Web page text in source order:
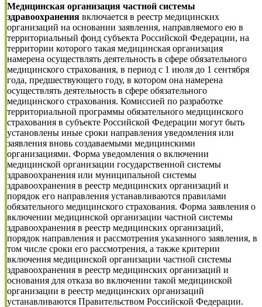
Медицинская организация частной системы
здравоохранения включается в реестр медицинских
организаций на основании заявления, направляемого ею в
территориальный фонд субъекта Российской Федерации, на
территории которого такая медицинская организация
намерена осуществлять деятельность в сфере обязательного
медицинского страхования, в период с 1 июля до 1 сентября
года, предшествующего году, в котором она намерена
осуществлять деятельность в сфере обязательного
медицинского страхования. Комиссией по разработке
территориальной программы обязательного медицинского
страхования в субъекте Российской Федерации могут быть
установлены иные сроки направления уведомления или
заявления вновь создаваемыми медицинскими
организациями. Форма уведомления о включении
медицинской организации государственной системы
здравоохранения или муниципальной системы
здравоохранения в реестр медицинских организаций и
порядок его направления устанавливаются правилами
обязательного медицинского страхования. Форма заявления о
включении медицинской организации частной системы
здравоохранения в реестр медицинских организаций,
порядок направления и рассмотрения указанного заявления, в
том числе сроки его рассмотрения, а также критерии
включения медицинской организации частной системы
здравоохранения в реестр медицинских организаций и
основания для отказа во включении такой медицинской
организации в реестр медицинских организаций
устанавливаются Правительством Российской Федерации.